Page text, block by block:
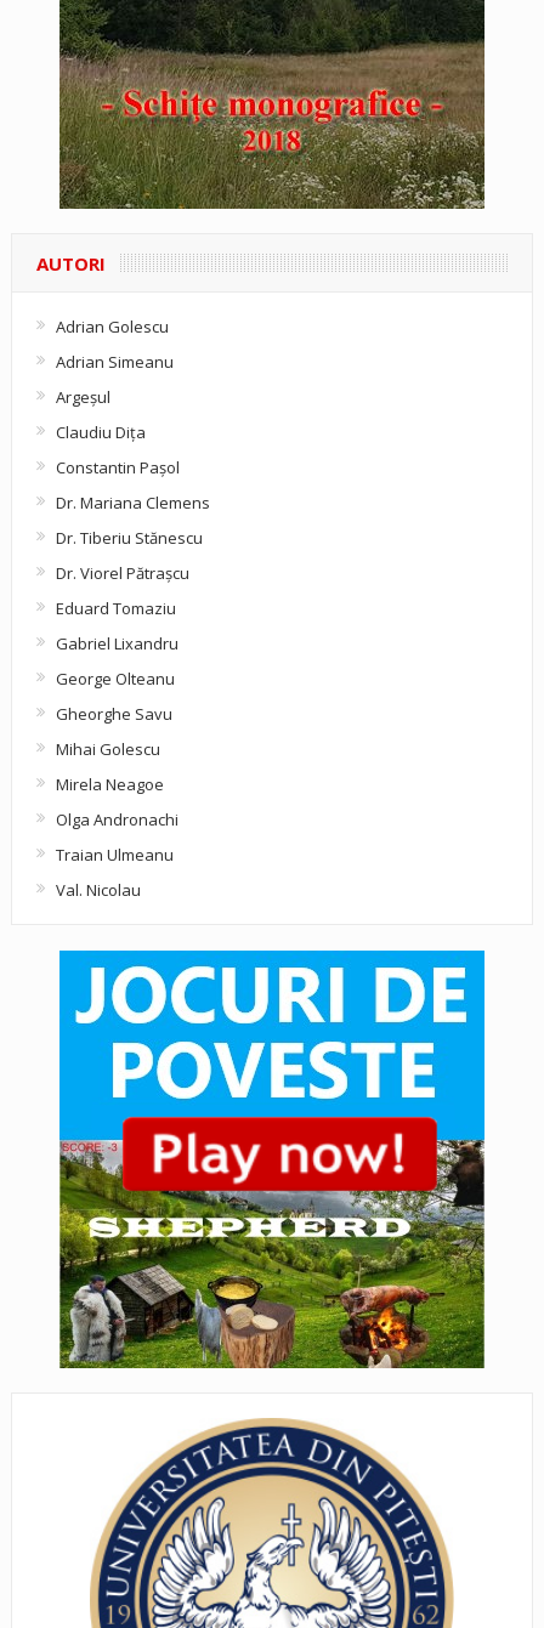
AUTORI
Adrian Golescu
Adrian Simeanu
Argeşul
Claudiu Diţa
Constantin Pașol
Dr. Mariana Clemens
Dr. Tiberiu Stănescu
Dr. Viorel Pătraşcu
Eduard Tomaziu
Gabriel Lixandru
George Olteanu
Gheorghe Savu
Mihai Golescu
Mirela Neagoe
Olga Andronachi
Traian Ulmeanu
Val. Nicolau